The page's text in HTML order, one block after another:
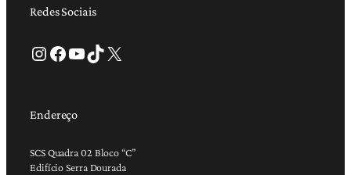
Redes Sociais
Instagram Facebook Youtube TikTok X
Endereço
SCS Quadra 02 Bloco “C”
Edifício Serra Dourada